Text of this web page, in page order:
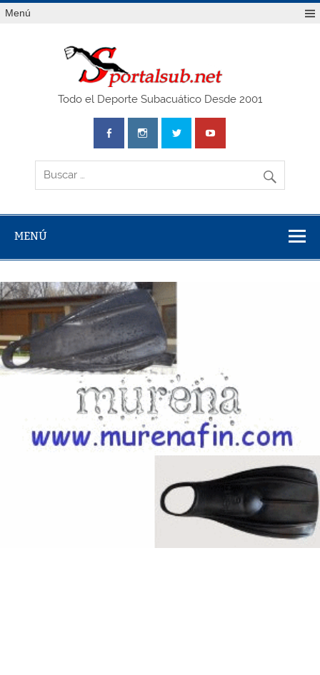
Saltar
alMenú
Todo el Deporte Subacuático Desde 2001
MENÚ